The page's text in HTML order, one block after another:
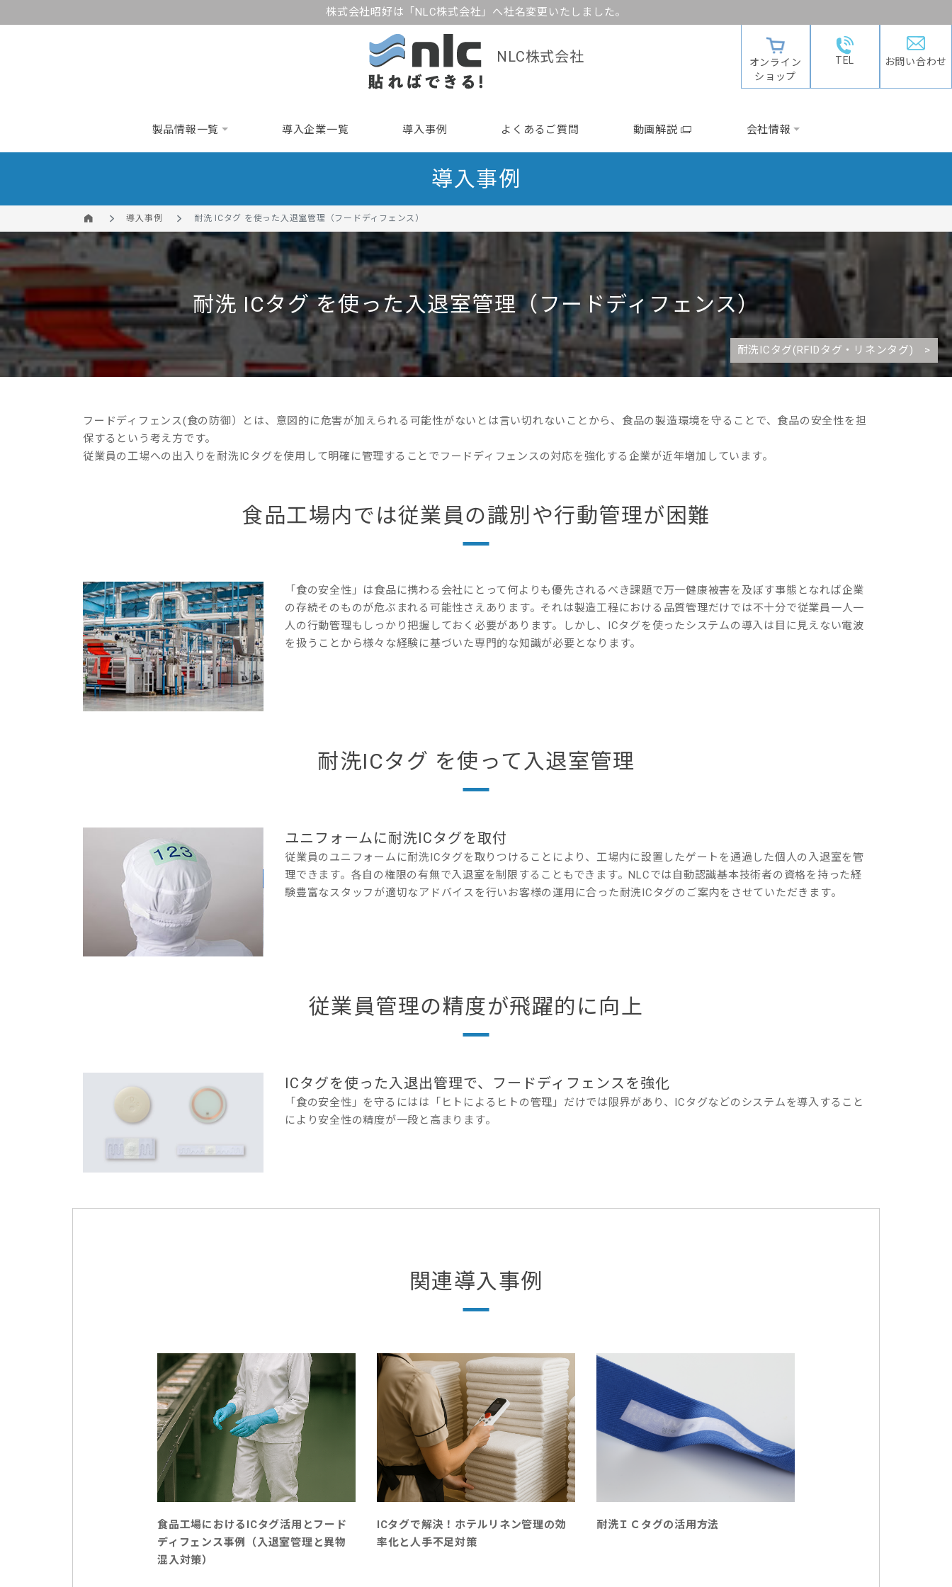
株式会社昭好は「NLC株式会社」へ社名変更いたしました。
NLC株式会社
製品情報一覧 導入企業一覧 導入事例 よくあるご質問 動画解説 会社情報
オンライン
ショップ
TEL お問い合わせ
導入事例
導入事例 耐洗 ICタグ を使った入退室管理（フードディフェンス）
耐洗 ICタグ を使った入退室管理（フードディフェンス）
耐洗ICタグ(RFIDタグ・リネンタグ) >
フードディフェンス(食の防御）とは、意図的に危害が加えられる可能性がないとは言い切れないことから、食品の製造環境を守ることで、食品の安全性を担
保するという考え方です。
従業員の工場への出入りを耐洗ICタグを使用して明確に管理することでフードディフェンスの対応を強化する企業が近年増加しています。
食品工場内では従業員の識別や行動管理が困難
「食の安全性」は食品に携わる会社にとって何よりも優先されるべき課題で万一健康被害を及ぼす事態となれば企業
の存続そのものが危ぶまれる可能性さえあります。それは製造工程における品質管理だけでは不十分で従業員一人一
人の行動管理もしっかり把握しておく必要があります。しかし、ICタグを使ったシステムの導入は目に見えない電波
を扱うことから様々な経験に基づいた専門的な知識が必要となります。
耐洗ICタグ を使って入退室管理
ユニフォームに耐洗ICタグを取付
従業員のユニフォームに耐洗ICタグを取りつけることにより、工場内に設置したゲートを通過した個人の入退室を管
理できます。各自の権限の有無で入退室を制限することもできます。NLCでは自動認識基本技術者の資格を持った経
験豊富なスタッフが適切なアドバイスを行いお客様の運用に合った耐洗ICタグのご案内をさせていただきます。
従業員管理の精度が飛躍的に向上
ICタグを使った入退出管理で、フードディフェンスを強化
「食の安全性」を守るにはは「ヒトによるヒトの管理」だけでは限界があり、ICタグなどのシステムを導入すること
により安全性の精度が一段と高まります。
関連導入事例
食品工場におけるICタグ活用とフード
ディフェンス事例（入退室管理と異物
混入対策）
ICタグで解決！ホテルリネン管理の効
率化と人手不足対策
耐洗ＩＣタグの活用方法